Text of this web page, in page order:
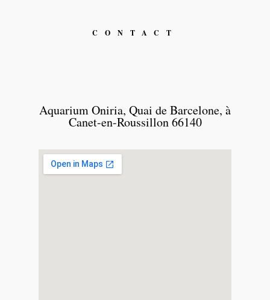
CONTACT
Aquarium Oniria, Quai de Barcelone, à
Canet-en-Roussillon 66140